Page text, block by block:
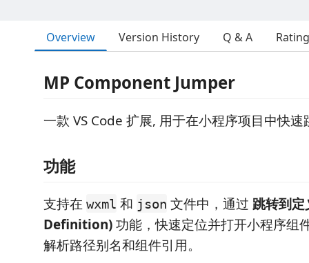
Overview Version History Q & A
MP Component Jumper
一款 VS Code 扩展, 用于在小程序项目中快
功能
支持在 wxml 和 json 文件中，通过 跳转到
Definition)功能，快速定位并打开小程序组
解析路径别名和组件引用。